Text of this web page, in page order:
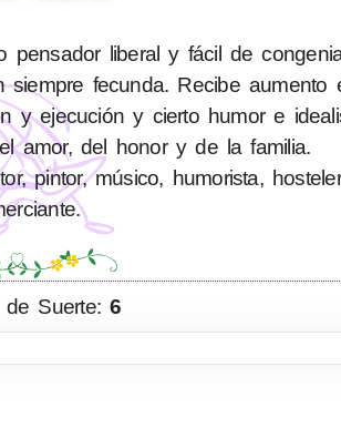
liberal y fácil de
fecunda. Recibe aumento
y ejecución y cierto humor e
amor, del honor y de la familia.
pintor, músico, humorista,
de Suerte:6